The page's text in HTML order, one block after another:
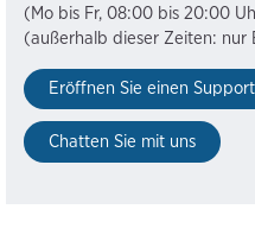
(Mo bis Fr, 08:00 bis 20:00
(außerhalb dieser Zeiten: nur
Eröffnen Sie einen
Chatten Sie mit uns